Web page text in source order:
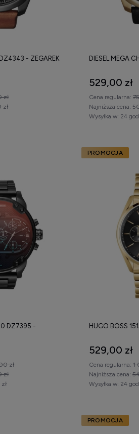
- ZEGAREK
zł
zł
DIESEL MEGA
529,00 zł
Cena regularna:
Najniższa cena:
Wysyłka w: 24
DZ7395 -
zł
zł
HUGO BOSS
529,00 zł
Cena regularna: 1
Najniższa cena:
Wysyłka w: 24
PROMOCJA
PROMOCJA